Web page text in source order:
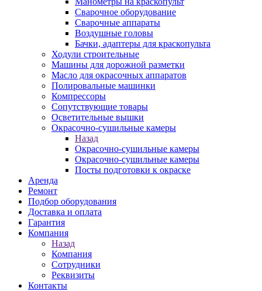
Сварочное оборудование
Сварочные аппараты
Воздушные головы
Бачки, адаптеры для краскопульта
Ходули строительные
Машины для дорожной разметки
Масло для окрасочных аппаратов
Полировальные машинки
Компрессоры
Сопутствующие товары
Осветительные вышки
Окрасочно-сушильные камеры
Назад
Окрасочно-сушильные камеры
Окрасочно-сушильные камеры
Посты подготовки к окраске
Аренда
Ремонт
Подбор оборудования
Доставка и оплата
Гарантия
Компания
Назад
Компания
Сотрудники
Реквизиты
Контакты